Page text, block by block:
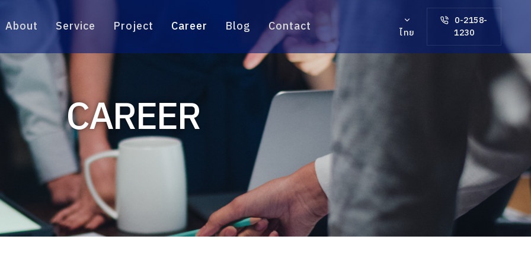
About Service Project Career Blog Contact ไทย
0-2158-
1230
CAREER